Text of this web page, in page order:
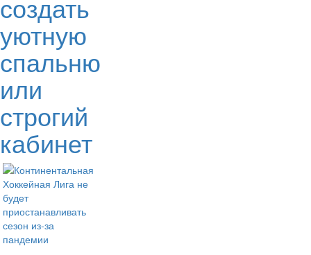
создать
уютную
спальню
или
строгий
кабинет